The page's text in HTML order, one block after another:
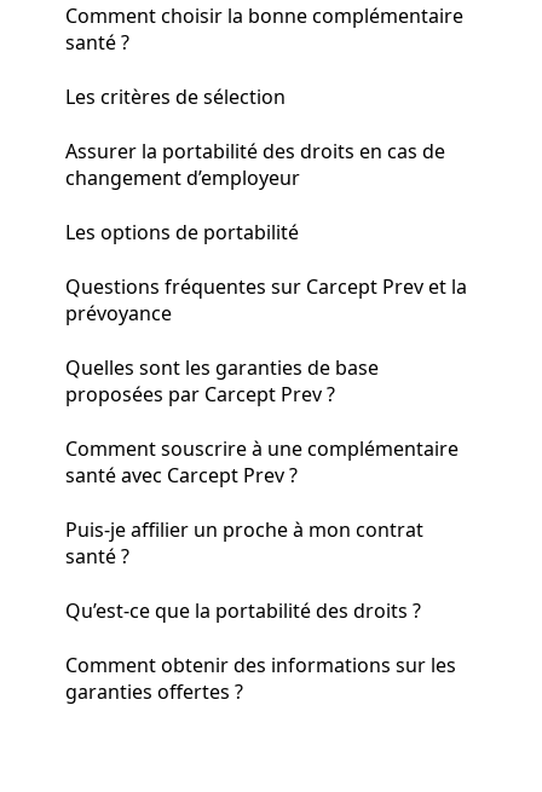
Comment choisir la bonne complémentaire
santé ?
Les critères de sélection
Assurer la portabilité des droits en cas de
changement d’employeur
Les options de portabilité
Questions fréquentes sur Carcept Prev et la
prévoyance
Quelles sont les garanties de base
proposées par Carcept Prev ?
Comment souscrire à une complémentaire
santé avec Carcept Prev ?
Puis-je affilier un proche à mon contrat
santé ?
Qu’est-ce que la portabilité des droits ?
Comment obtenir des informations sur les
garanties offertes ?